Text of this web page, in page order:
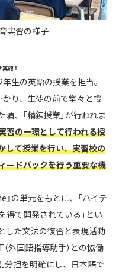
実習の様子
施！
生の英語の授業を担当。
り、生徒の前で堂々と授
、「精錬授業」が行われま
習の一環として行われる授
して授業を行い、実習校の
ードバックを行う重要な機
の単元をもとに、「ハイテ
得て開発されている」とい
した文法の復習と表現活動
外国語指導助手）との協働
分担を明確にし、日本語で